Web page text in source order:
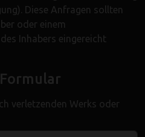
Diese Anfragen sollten
oder einem
Inhabers eingereicht
verletzenden Werks oder